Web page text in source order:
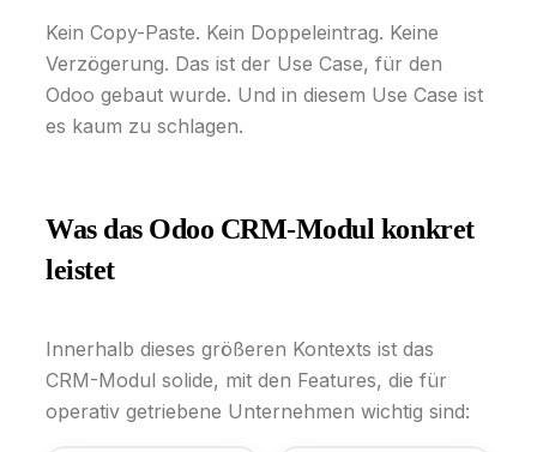
Kein Copy-Paste. Kein Doppeleintrag. Keine
Verzögerung. Das ist der Use Case, für den
Odoo gebaut wurde. Und in diesem Use Case ist
es kaum zu schlagen.
Was das Odoo CRM-Modul konkret
leistet
Innerhalb dieses größeren Kontexts ist das
CRM-Modul solide, mit den Features, die für
operativ getriebene Unternehmen wichtig sind: